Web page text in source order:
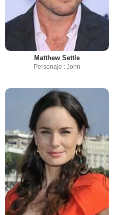
Matthew Settle
Personaje : John